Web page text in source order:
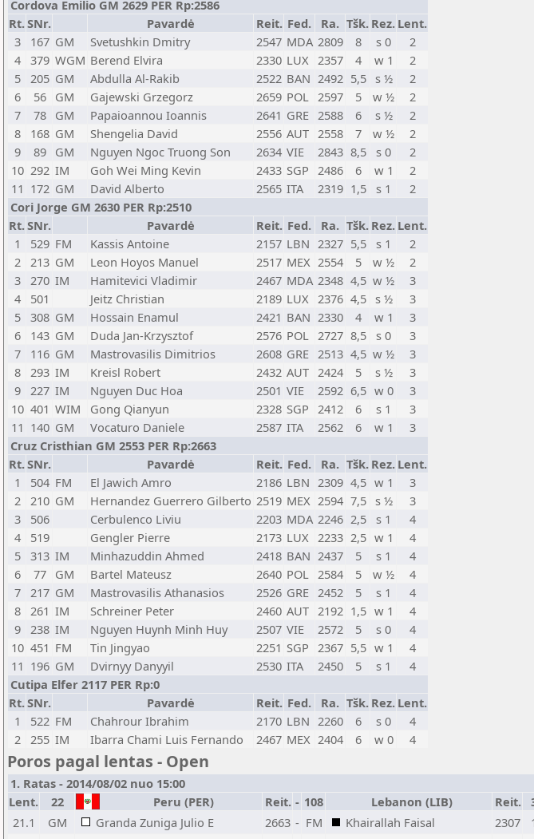
Cordova Emilio GM 2629 PER Rp:2586
Rt.SNr. Pavardė Reit. Fed. Ra. Tšk. Rez. Lent.
3
167 GM Svetushkin Dmitry 2547 MDA 2809 8 s 0
2
4
379 WGM Berend Elvira 2330 LUX 2357 4 w 1
2
5
205 GM Abdulla Al-Rakib 2522 BAN 2492 5,5 s ½
2
6
56 GM Gajewski Grzegorz 2659 POL 2597 5 w ½
2
7
78 GM Papaioannou Ioannis 2641 GRE 2588 6 s ½
2
8
168 GM Shengelia David 2556 AUT 2558 7 w ½
2
9
89 GM Nguyen Ngoc Truong Son 2634 VIE 2843 8,5 s 0
2
10 292 IM Goh Wei Ming Kevin 2433 SGP 2486 6 w 1
2
11 172 GM David Alberto 2565 ITA 2319 1,5 s 1
2
Cori Jorge GM 2630 PER Rp:2510
Rt.SNr. Pavardė Reit. Fed. Ra. Tšk. Rez. Lent.
1
529 FM Kassis Antoine 2157 LBN 2327 5,5 s 1
2
2
213 GM Leon Hoyos Manuel 2517 MEX 2554 5 w ½
2
3
270 IM Hamitevici Vladimir 2467 MDA 2348 4,5 w ½
3
4
501 Jeitz Christian 2189 LUX 2376 4,5 s ½
3
5
308 GM Hossain Enamul 2421 BAN 2330 4 w 1
3
6
143 GM Duda Jan-Krzysztof 2576 POL 2727 8,5 s 0
3
7
116 GM Mastrovasilis Dimitrios 2608 GRE 2513 4,5 w ½
3
8
293 IM Kreisl Robert 2432 AUT 2424 5 s ½
3
9
227 IM Nguyen Duc Hoa 2501 VIE 2592 6,5 w 0
3
10 401 WIM Gong Qianyun 2328 SGP 2412 6 s 1
3
11 140 GM Vocaturo Daniele 2587 ITA 2562 6 w 1
3
Cruz Cristhian GM 2553 PER Rp:2663
Rt.SNr. Pavardė Reit. Fed. Ra. Tšk. Rez. Lent.
1
504 FM El Jawich Amro 2186 LBN 2309 4,5 w 1
3
2
210 GM Hernandez Guerrero Gilberto 2519 MEX 2594 7,5 s ½
3
3
506 Cerbulenco Liviu 2203 MDA 2246 2,5 s 1
4
4
519 Gengler Pierre 2173 LUX 2233 2,5 w 1
4
5
313 IM Minhazuddin Ahmed 2418 BAN 2437 5 s 1
4
6
77 GM Bartel Mateusz 2640 POL 2584 5 w ½
4
7
217 GM Mastrovasilis Athanasios 2526 GRE 2452 5 s 1
4
8
261 IM Schreiner Peter 2460 AUT 2192 1,5 w 1
4
9
238 IM Nguyen Huynh Minh Huy 2507 VIE 2572 5 s 0
4
10 451 FM Tin Jingyao 2251 SGP 2367 5,5 w 1
4
11 196 GM Dvirnyy Danyyil 2530 ITA 2450 5 s 1
4
Cutipa Elfer 2117 PER Rp:0
Rt.SNr. Pavardė Reit. Fed. Ra. Tšk. Rez. Lent.
1
522 FM Chahrour Ibrahim 2170 LBN 2260 6 s 0
4
2
255 IM Ibarra Chami Luis Fernando 2467 MEX 2404 6 w 0 4
Poros pagal lentas - Open
1. Ratas - 2014/08/02 nuo 15:00
Lent.
22 Peru (PER) Reit. - 108 Lebanon (LIB) Reit.
21.1
GM Granda Zuniga Julio E 2663 - FM Khairallah Faisal 2307